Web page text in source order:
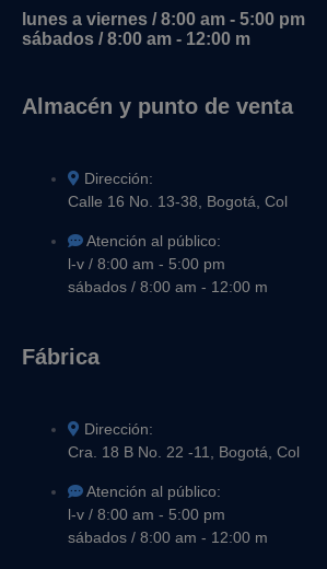
lunes a viernes / 8:00 am - 5:00 pm
sábados / 8:00 am - 12:00 m
Almacén y punto de venta
Dirección:
Calle 16 No. 13-38, Bogotá, Col
Atención al público:
l-v / 8:00 am - 5:00 pm
sábados / 8:00 am - 12:00 m
Fábrica
Dirección:
Cra. 18 B No. 22 -11, Bogotá, Col
Atención al público:
l-v / 8:00 am - 5:00 pm
sábados / 8:00 am - 12:00 m